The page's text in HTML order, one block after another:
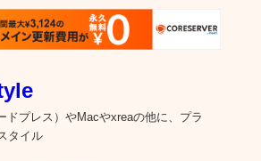
ドプレス）やMacやxreaの他に、プラ
タイル